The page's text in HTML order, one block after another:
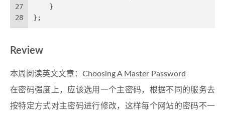
27
28
    }
};
Review
本周阅读英文文章： Choosing A Master Password
在密码强度上，应该选用一个主密码，根据不同的服务去
按特定方式对主密码进行修改，这样每个网站的密码不一